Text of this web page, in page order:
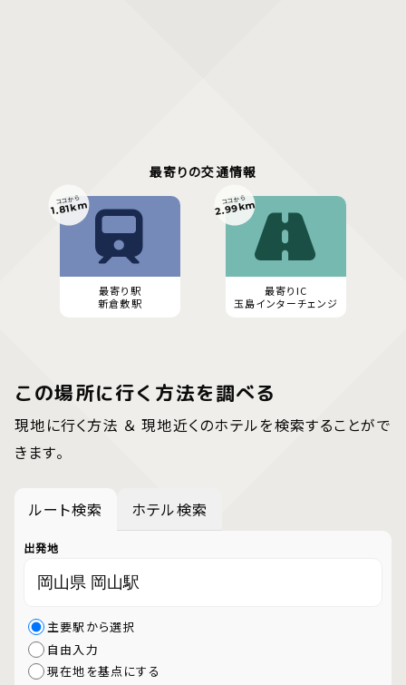
最寄りの交通情報
最寄り駅
新倉敷駅
ココから
1.81km
最寄りIC
玉島インターチェンジ
ココから
2.99km
この場所に行く方法を調べる
現地に行く方法 ＆ 現地近くのホテルを検索することがで
きます。
ルート検索 ホテル検索
出発地
主要駅から選択
自由入力
現在地を基点にする